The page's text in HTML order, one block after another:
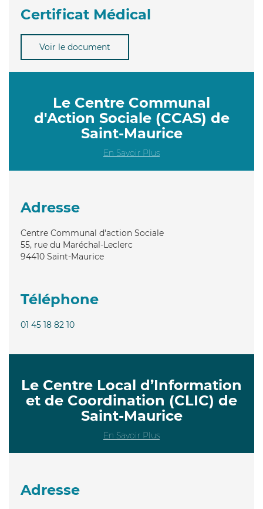
Certificat Médical
Voir le document
Le Centre Communal
d'Action Sociale (CCAS) de
Saint-Maurice
En Savoir Plus
Adresse
Centre Communal d'action Sociale
55, rue du Maréchal-Leclerc
94410 Saint-Maurice
Téléphone
01 45 18 82 10
Le Centre Local d’Information
et de Coordination (CLIC) de
Saint-Maurice
En Savoir Plus
Adresse